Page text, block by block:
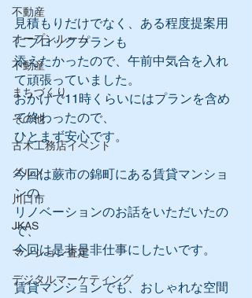
不動産
オープンルーム
不動産
まちづくり
その他
古木工務店イベント
グルメ
川口市
JKAS
マンション査定
デジタルマーケティング
見積もりだけでなく、ある程度提案用
にブロックプランも
添えたかったので、午前中気合を入れ
て頑張っていました。
おかげで11時くらいにはプランを含め
て終わったので、
ひとまず安心です。
今回は蕨市の錦町にある賃貸マンショ
ンの
リノベーションのお話をいただいたの
で、
今回は是非是非仕事にしたいです。
賃貸マンションでも、おしゃれな空間